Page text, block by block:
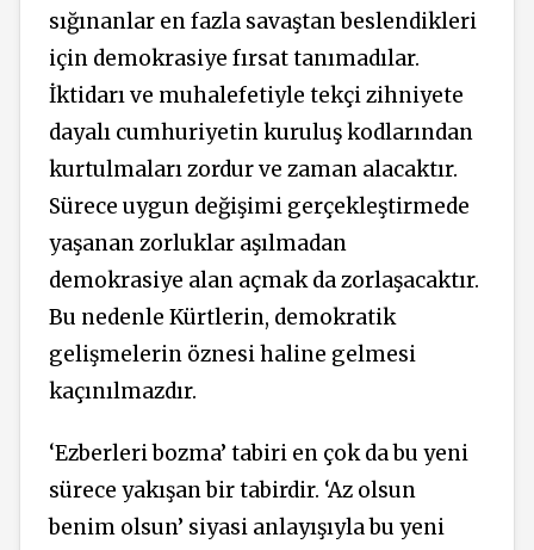
sığınanlar en fazla savaştan beslendikleri
için demokrasiye fırsat tanımadılar.
İktidarı ve muhalefetiyle tekçi zihniyete
dayalı cumhuriyetin kuruluş kodlarından
kurtulmaları zordur ve zaman alacaktır.
Sürece uygun değişimi gerçekleştirmede
yaşanan zorluklar aşılmadan
demokrasiye alan açmak da zorlaşacaktır.
Bu nedenle Kürtlerin, demokratik
gelişmelerin öznesi haline gelmesi
kaçınılmazdır.
‘Ezberleri bozma’ tabiri en çok da bu yeni
sürece yakışan bir tabirdir. ‘Az olsun
benim olsun’ siyasi anlayışıylabu yeni